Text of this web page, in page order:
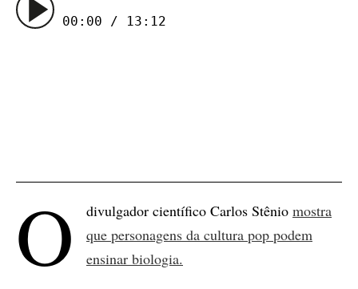
00:00 / 13:12
O divulgador científico Carlos Stênio mostra
que personagens da cultura pop podem
ensinar biologia.